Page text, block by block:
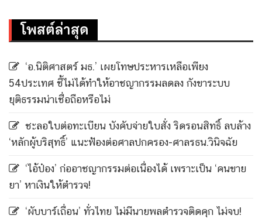
โพสต์ล่าสุด
‘อ.นิติศาสตร์ มธ.’ เผยโทษประหารเหลือเพียง
54ประเทศ ชี้ไม่ได้ทำให้อาชญากรรมลดลง กังขาระบบ
ยุติธรรมน่าเชื่อถือหรือไม่
ชะลอใบต่อทะเบียน บังคับจ่ายใบสั่ง ริดรอนสิทธิ์ ลบล้าง
‘หลักผู้บริสุทธิ์’ แนะฟ้องต่อศาลปกครอง-ศาลรธน.วินิจฉัย
‘ไอ้ป๋อง’ ก่ออาชญากรรมต่อเนื่องได้ เพราะเป็น ‘คนขาย
ยา’ หาเงินให้ตำรวจ!
‘ผับบาร์เถื่อน’ ทั่วไทย ไม่มีนายพลตำรวจติดคุก ไม่จบ!